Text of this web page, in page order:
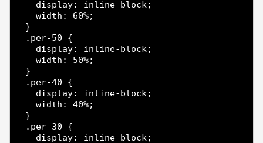
  width: 60%;
}
.per-50 {
  width: 50%;
}
.per-40 {
  width: 40%;
}
.per-30 {